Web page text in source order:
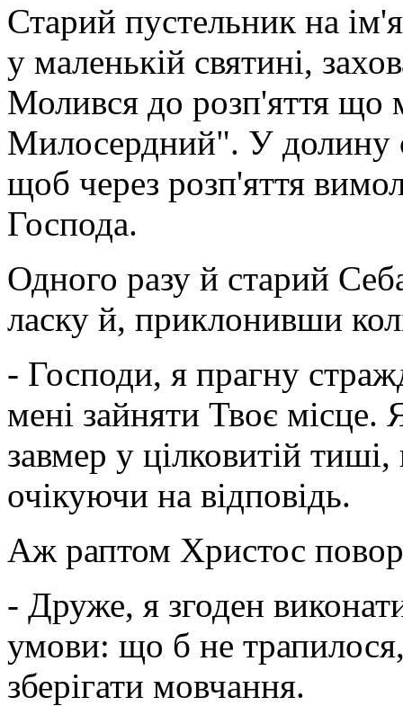
Старий пустельник на
у маленькій святині,
Молився до розп'яття що
Милосердний". У долину
щоб через розп'яття
Господа.
Одного разу й старий
ласку й, приклонивши
- Господи, я прагну
мені зайняти Твоє місце.
завмер у цілковитій
очікуючи на відповідь.
Аж раптом Христос
- Друже, я згоден
умови: що б не
зберігати мовчання.